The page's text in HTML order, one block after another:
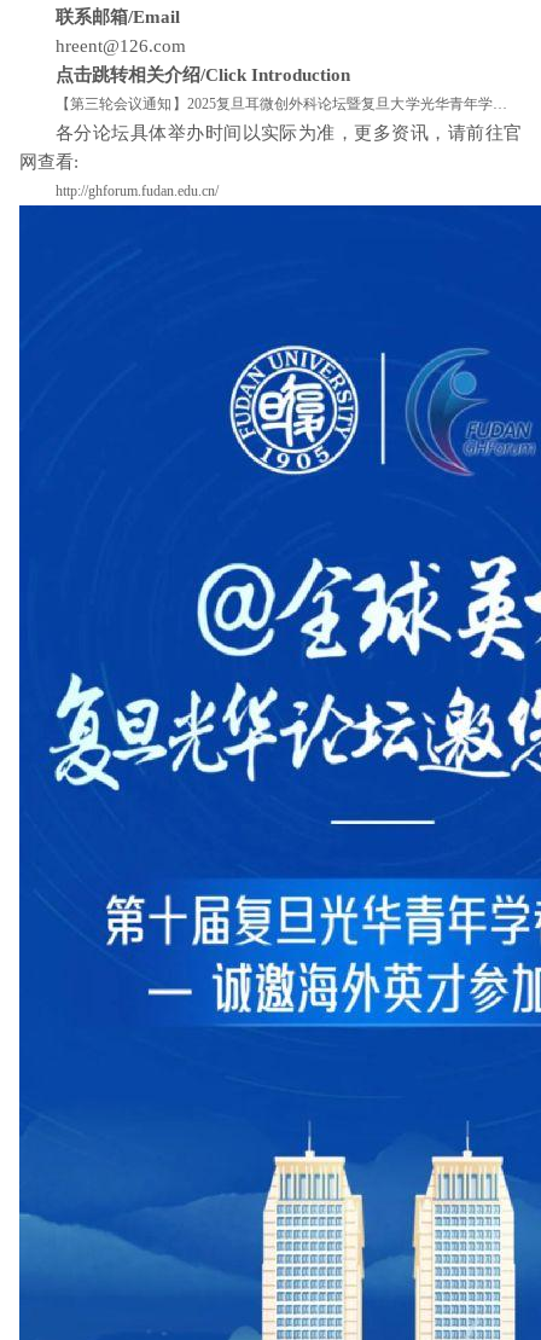
联系邮箱/Email
hreent@126.com
点击跳转相关介绍/Click Introduction
【第三轮会议通知】2025复旦耳微创外科论坛暨复旦大学光华青年学者论
坛-耳鼻喉科分论坛
各分论坛具体举办时间以实际为准，更多资讯，请前往官
网查看:
http://ghforum.fudan.edu.cn/